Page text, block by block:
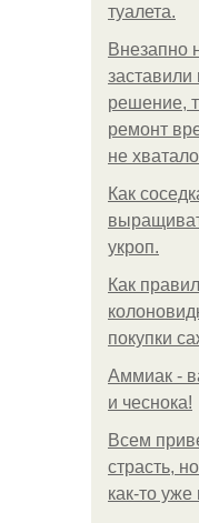
туалета.
Внезапно
решение,
ремонт
не
Как
укроп.
Как
покупки
Аммиак -
и чеснока!
Всем
страсть,
как-то уже